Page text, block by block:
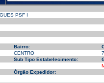
PSF I
Bairro:
CENTRO
Sub Tipo Estabelecimento:
Órgão Expedidor: